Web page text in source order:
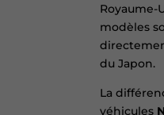
Royaume-
modèles
du Japon.
La
véhicules